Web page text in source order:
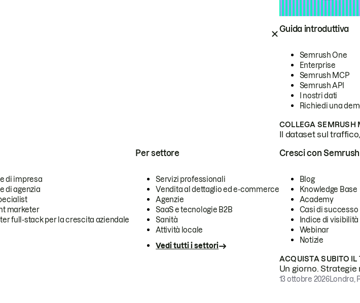
Guida introduttiva
Semrush One
Enterprise
Semrush MCP
Semrush API
I nostri dati
Richiedi una
COLLEGA SEMRUSH
Il dataset sul
di impresa
di agenzia
marketer
full-stack per la crescita aziendale
Per settore
Servizi professionali
Vendita al dettaglio ed e-commerce
Agenzie
SaaS e tecnologie B2B
Sanità
Attività locale
Vedi tutti i settori
Cresci con Semrush
Blog
Knowledge Base
Academy
Casi di successo
Indice di visibilità
Webinar
Notizie
ACQUISTA SUBITO IL
Un giorno.
13 ottobre 2026Londra,